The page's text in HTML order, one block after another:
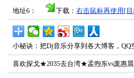
地址6： 下载： 右击鼠标再使用[
小秘诀：把Dj音乐分享到各大博客，QQ
喜欢探戈★2035去台湾★孟煦东vs庞惠